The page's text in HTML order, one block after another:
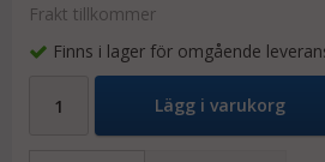
Frakt tillkommer
Finns i lager för omgående
Lägg i varukorg